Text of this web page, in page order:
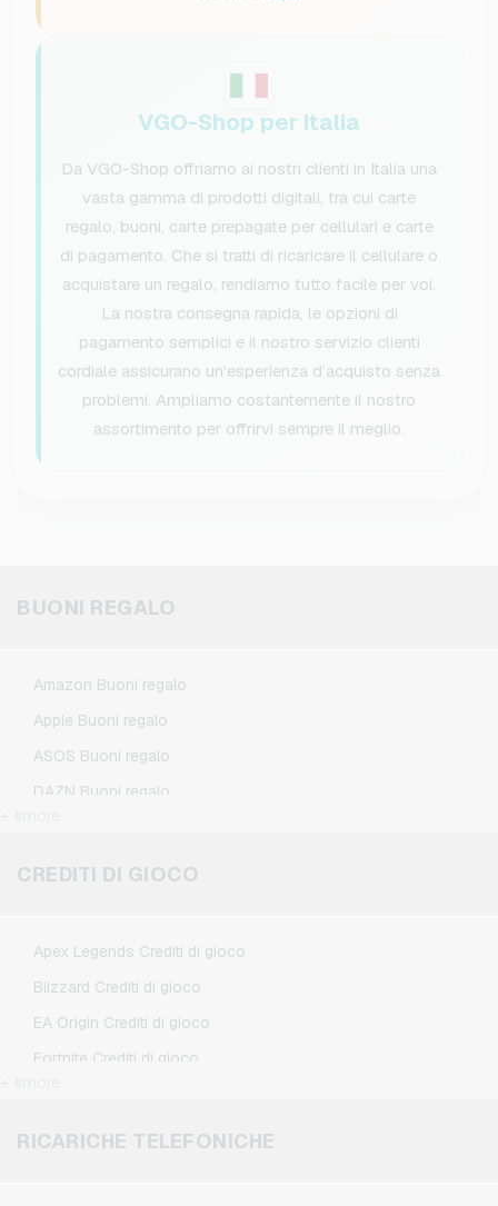
VGO-Shop per Italia
Da VGO-Shop offriamo ai nostri clienti in Italia una
vasta gamma di prodotti digitali, tra cui carte
regalo, buoni, carte prepagate per cellulari e carte
di pagamento. Che si tratti di ricaricare il cellulare o
acquistare un regalo, rendiamo tutto facile per voi.
La nostra consegna rapida, le opzioni di
pagamento semplici e il nostro servizio clienti
cordiale assicurano un’esperienza d’acquisto senza
problemi. Ampliamo costantemente il nostro
assortimento per offrirvi sempre il meglio.
BUONI REGALO
Amazon Buoni regalo
Apple Buoni regalo
ASOS Buoni regalo
DAZN Buoni regalo
Flixbus Buoni regalo
TikTok Buoni regalo
CREDITI DI GIOCO
Apex Legends Crediti di gioco
Blizzard Crediti di gioco
EA Origin Crediti di gioco
Fortnite Crediti di gioco
Minecraft Crediti di gioco
RICARICHE TELEFONICHE